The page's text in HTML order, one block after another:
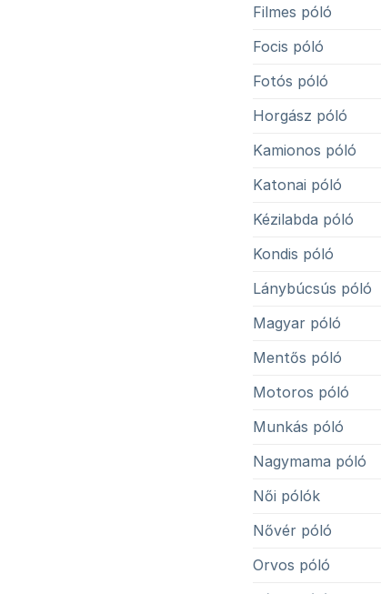
Filmes póló
Focis póló
Fotós póló
Horgász póló
Kamionos póló
Katonai póló
Kézilabda póló
Kondis póló
Lánybúcsús póló
Magyar póló
Mentős póló
Motoros póló
Munkás póló
Nagymama póló
Női pólók
Nővér póló
Orvos póló